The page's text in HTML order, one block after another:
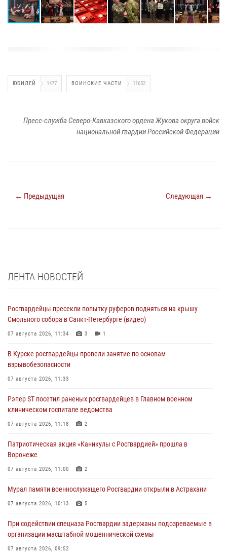
ЮБИЛЕЙ 1477 ВОИНСКИЕ ЧАСТИ 11652
Пресс-служба Северо-Кавказского ордена Жукова округа войск
национальной гвардии Российской Федерации
← Предыдущая Следующая →
ЛЕНТА НОВОСТЕЙ
Росгвардейцы пресекли попытку руферов подняться на крышу
Смольного собора в Санкт-Петербурге (видео)
07 августа 2026, 11:34 3 1
В Курске росгвардейцы провели занятие по основам
взрывобезопасности
07 августа 2026, 11:33
Рэпер ST посетил раненых росгвардейцев в Главном военном
клиническом госпитале ведомства
07 августа 2026, 11:18 2
Патриотическая акция «Каникулы с Росгвардией» прошла в
Воронеже
07 августа 2026, 11:00 2
Мурал памяти военнослужащего Росгвардии открыли в Астрахани
07 августа 2026, 10:13 5
При содействии спецназа Росгвардии задержаны подозреваемые в
организации масштабной мошеннической схемы
07 августа 2026, 09:52